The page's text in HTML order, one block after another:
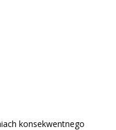
konsekwentnego